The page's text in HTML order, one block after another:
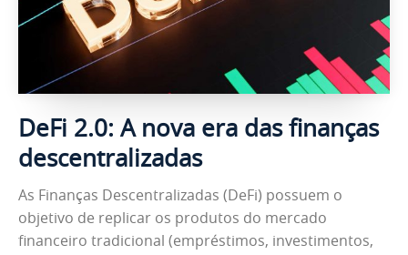
DeFi 2.0: A nova era das finanças
descentralizadas
As Finanças Descentralizadas (DeFi) possuem o
objetivo de replicar os produtos do mercado
financeiro tradicional (empréstimos, investimentos,